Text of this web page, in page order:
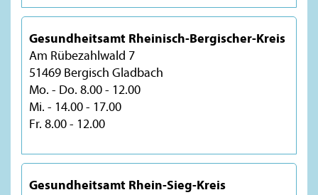
Gesundheitsamt Rheinisch-Bergischer-Kreis
Am Rübezahlwald 7
51469 Bergisch Gladbach
Mo. - Do. 8.00 - 12.00
Mi. - 14.00 - 17.00
Fr. 8.00 - 12.00
Gesundheitsamt Rhein-Sieg-Kreis